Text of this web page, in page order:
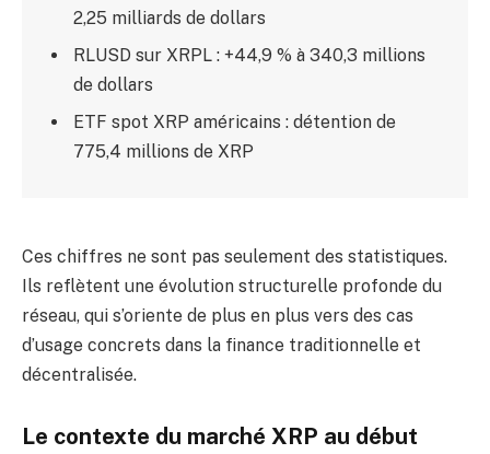
2,25 milliards de dollars
RLUSD sur XRPL : +44,9 % à 340,3 millions
de dollars
ETF spot XRP américains : détention de
775,4 millions de XRP
Ces chiffres ne sont pas seulement des statistiques.
Ils reflètent une évolution structurelle profonde du
réseau, qui s’oriente de plus en plus vers des cas
d’usage concrets dans la finance traditionnelle et
décentralisée.
Le contexte du marché XRP au début